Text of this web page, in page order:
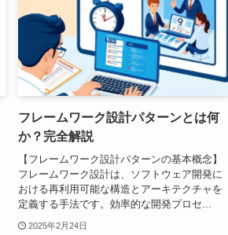
フレームワーク設計パターンとは何
か？完全解説
【フレームワーク設計パターンの基本概念】
フレームワーク設計は、ソフトウェア開発に
おける再利用可能な構造とアーキテクチャを
定義する手法です。効率的な開発プロセ...
2025年2月24日